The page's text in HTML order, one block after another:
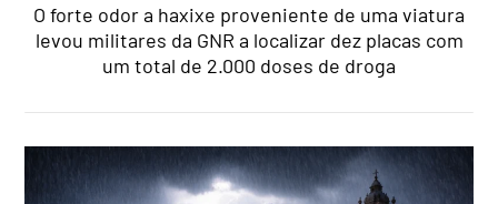
O forte odor a haxixe proveniente de uma viatura
levou militares da GNR a localizar dez placas com
um total de 2.000 doses de droga